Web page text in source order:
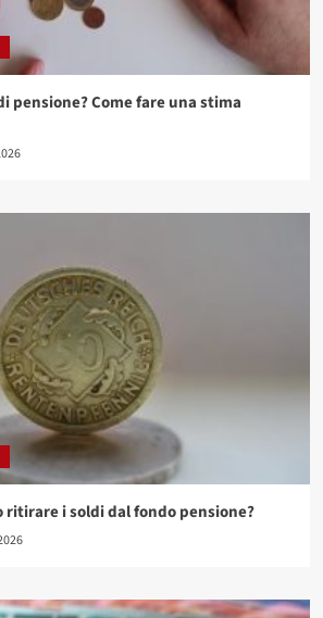
pensione? Come fare una stima
ritirare i soldi dal fondo pensione?